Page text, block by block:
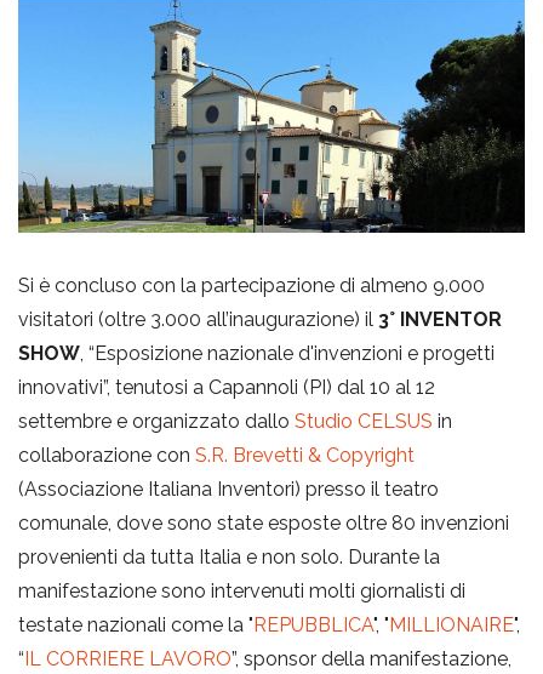
n
v
Si è concluso con la partecipazione di almeno 9.000
visitatori (oltre 3.000 all’inaugurazione) il 3° INVENTOR
SHOW , “Esposizione nazionale d'invenzioni e progetti
innovativi”, tenutosi a Capannoli (PI) dal 10 al 12
settembre e organizzato dallo Studio CELSUS in
collaborazione con S.R. Brevetti & Copyright
(Associazione Italiana Inventori) presso il teatro
comunale, dove sono state esposte oltre 80 invenzioni
provenienti da tutta Italia e non solo. Durante la
manifestazione sono intervenuti molti giornalisti di
testate nazionali come la "REPUBBLICA", "MILLIONAIRE",
“IL CORRIERE LAVORO”, sponsor della manifestazione,